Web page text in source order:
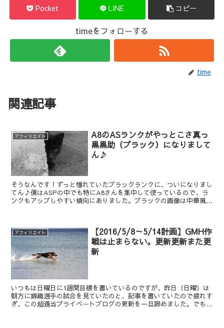
Pocket LINE コピー
timeをフォローする
time
関連記事
アフィリエイト
A8のASランクがやっとこさ真っ
黒黒助（ブラック）になりまして
ん♪
そうなんです！ずっと憧れていたブラックランクに、ついになりまし
てん♪僕はASPの中でも特にA8さんを集中して使っているので、ラ
ンクもアップしやすい傾向にありました。ブラックの画像は中華風～
アフィリエイト
【2016/5/8～5/14計画】GMH作
戦は止まらない。更新更新また更
新
いつもは日曜日に1週間目標を書いているのですが、昨日（日曜）は
朝方に錦織選手の試合を見ていたのと、記事を書いていたので疲れす
ぎ、この超適当プライベートブログの更新を一旦諦めました。でもこ